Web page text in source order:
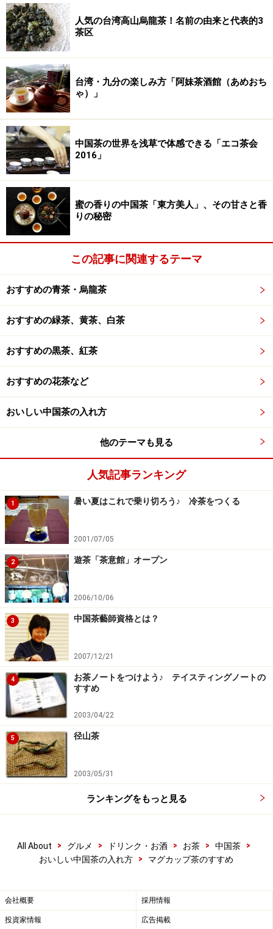
人気の台湾高山烏龍茶！名前の由来と代表的3
茶区
台湾・九分の楽しみ方「阿妹茶酒館（あめおち
ゃ）」
中国茶の世界を浅草で体感できる「エコ茶会
2016」
蜜の香りの中国茶「東方美人」、その甘さと香
りの秘密
この記事に関連するテーマ
おすすめの青茶・烏龍茶
おすすめの緑茶、黄茶、白茶
おすすめの黒茶、紅茶
おすすめの花茶など
おいしい中国茶の入れ方
他のテーマも見る
人気記事ランキング
1 暑い夏はこれで乗り切ろう♪ 冷茶をつくる
2001/07/05
2 遊茶「茶意館」オープン
2006/10/06
3 中国茶藝師資格とは？
2007/12/21
4
お茶ノートをつけよう♪ テイスティングノートの
すすめ
2003/04/22
5 径山茶
2003/05/31
ランキングをもっと見る
All About > グルメ > ドリンク・お酒 > お茶 > 中国茶
>
おいしい中国茶の入れ方
> マグカップ茶のすすめ
会社概要 採用情報
投資家情報 広告掲載